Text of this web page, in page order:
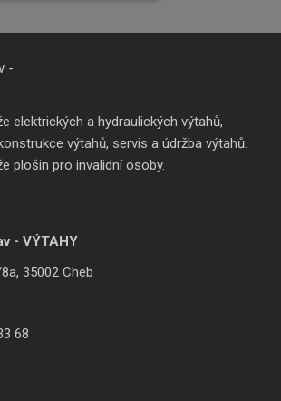
elektrických a hydraulických výtahů,
výtahů, servis a údržba výtahů.
plošin pro invalidní osoby.
- VÝTAHY
35002 Cheb
68